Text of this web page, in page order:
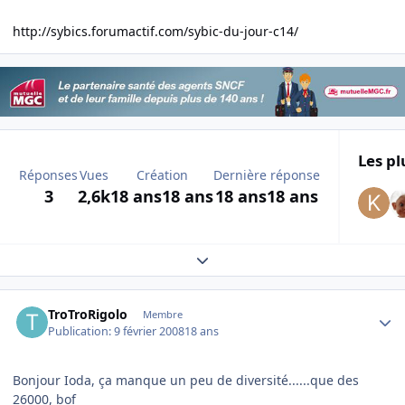
http://sybics.forumactif.com/sybic-du-jour-c14/
Réponses
3
Vues
2,6k
Création
18 ans18 ans
Dernière réponse
18 ans18 ans
Les
Expand topic overview
TroTroRigolo Membre
Publication:9 février 200818 ans
Bonjour Ioda, ça manque un peu de diversité......que des
26000, bof